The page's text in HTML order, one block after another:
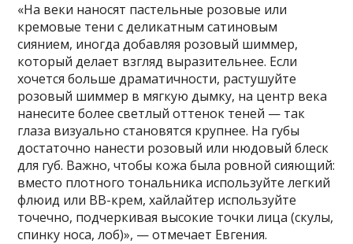
«На веки наносят пастельные розовые или
кремовые тени с деликатным сатиновым
сиянием, иногда добавляя розовый шиммер,
который делает взгляд выразительнее. Если
хочется больше драматичности, растушуйте
розовый шиммер в мягкую дымку, на центр века
нанесите более светлый оттенок теней — так
глаза визуально становятся крупнее. На губы
достаточно нанести розовый или нюдовый блеск
для губ. Важно, чтобы кожа была ровной сияющий:
вместо плотного тональника используйте легкий
флюид или ВВ-крем, хайлайтер используйте
точечно, подчеркивая высокие точки лица (скулы,
спинку носа, лоб)», — отмечает Евгения.